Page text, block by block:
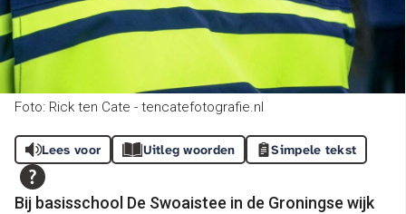
Foto: Rick ten Cate - tencatefotografie.nl
Lees voor Uitleg woorden Simpele tekst
Bij basisschool De Swoaistee in de Groningse wijk